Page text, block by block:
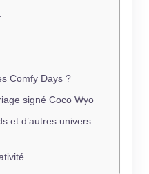
Comfy Days ?
signé Coco Wyo
et d’autres univers